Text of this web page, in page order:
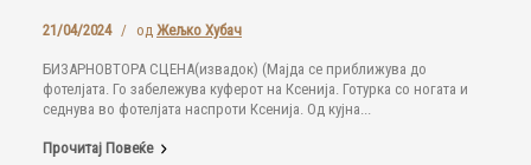
21/04/2024 / од Жељко Хубач
БИЗАРНОВТОРА СЦЕНА(извадок) (Мајда се приближува до
фотелјата. Го забележува куферот на Ксенија. Готурка со ногата и
седнува во фотелјата наспроти Ксенија. Од кујна...
Прочитај Повеќе